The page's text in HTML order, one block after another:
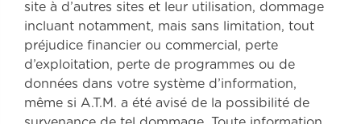
site à d’autres sites et leur utilisation, dommage
incluant notamment, mais sans limitation, tout
préjudice financier ou commercial, perte
d’exploitation, perte de programmes ou de
données dans votre système d’information,
même si A.T.M. a été avisé de la possibilité de